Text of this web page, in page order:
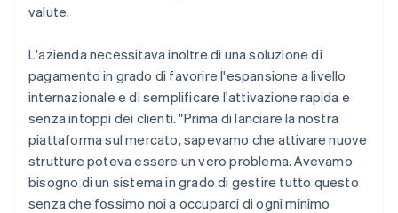
valute.
L'azienda necessitava inoltre di una soluzione di
pagamento in grado di favorire l'espansione a livello
internazionale e di semplificare l'attivazione rapida e
senza intoppi dei clienti. "Prima di lanciare la nostra
piattaforma sul mercato, sapevamo che attivare nuove
strutture poteva essere un vero problema. Avevamo
bisogno di un sistema in grado di gestire tutto questo
senza che fossimo noi a occuparci di ogni minimo